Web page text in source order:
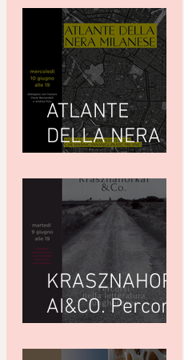
ATLANTE
DELLA NERA
Giuseppe
Paternò
Raddusa (Utet)
KRASZNAHORK
AI&CO. Percorsi